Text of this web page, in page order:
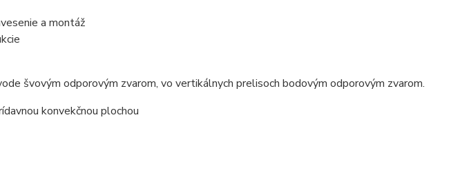
a montáž
švovým odporovým zvarom, vo vertikálnych prelisoch bodovým odporovým zvarom.
konvekčnou plochou